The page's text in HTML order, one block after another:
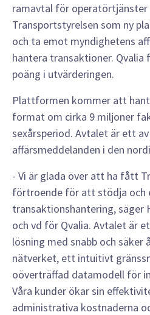
ramavtal för operatörtjänster
Transportstyrelsen som ny
och ta emot myndighetens
hantera transaktioner.
poäng i utvärderingen.
Plattformen kommer att
format om cirka 9 miljoner
sexårsperiod. Avtalet är ett
affärsmeddelanden i den
- Vi är glada över att ha fått
förtroende för att stödja och
transaktionshantering, säger
och vd för Qvalia. Avtalet är
lösning med snabb och
nätverket, ett intuitivt
oöverträffad datamodell för
Våra kunder ökar sin
administrativa kostnaderna